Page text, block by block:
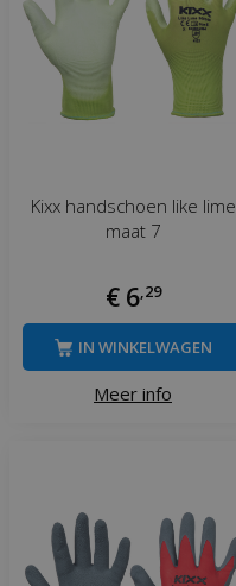
Kixx handschoen like lime
maat 7
€ 6,29
Meer info
IN WINKELWAGEN